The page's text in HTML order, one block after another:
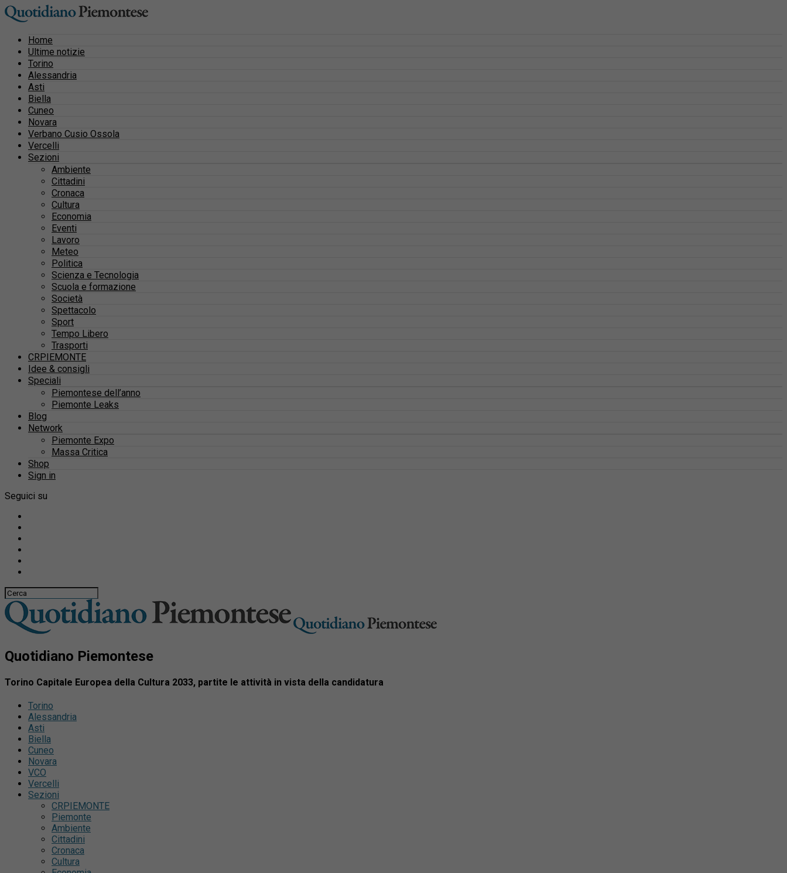
Home
Ultime notizie
Torino
Alessandria
Asti
Biella
Cuneo
Novara
Verbano Cusio Ossola
Vercelli
Sezioni
Ambiente
Cittadini
Cronaca
Cultura
Economia
Eventi
Lavoro
Meteo
Politica
Scienza e Tecnologia
Scuola e formazione
Società
Spettacolo
Sport
Tempo Libero
Trasporti
CRPIEMONTE
Idee & consigli
Speciali
Piemontese dell’anno
Piemonte Leaks
Blog
Network
Piemonte Expo
Massa Critica
Shop
Sign in
Seguici su
Quotidiano Piemontese
Torino Capitale Europea della Cultura 2033, partite le attività in vista della candidatura
Torino
Alessandria
Asti
Biella
Cuneo
Novara
VCO
Vercelli
Sezioni
CRPIEMONTE
Piemonte
Ambiente
Cittadini
Cronaca
Cultura